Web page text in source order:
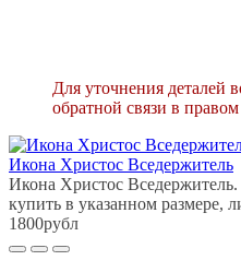
Для уточнения деталей
обратной связи в
Икона Христос Вседержитель
Икона Христос
купить в указанном размере,
1800рубл